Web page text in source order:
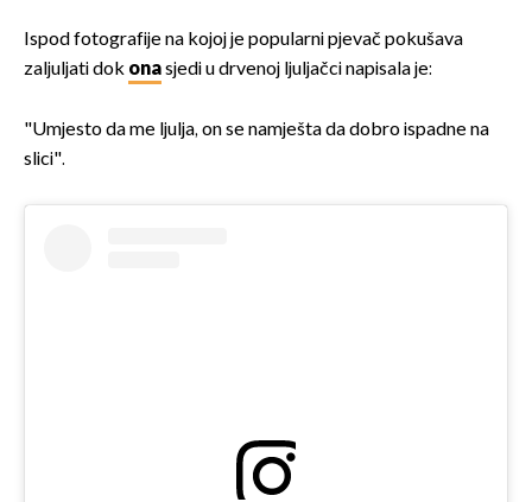
Ispod fotografije na kojoj je popularni pjevač pokušava
zaljuljati dok onasjedi u drvenoj ljuljačci napisala je:
"Umjesto da me ljulja, on se namješta da dobro ispadne na
slici".